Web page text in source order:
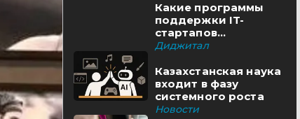
Какие программы
поддержки IT-
стартапов
реализуются в
Диджитал
Казахстанская наука
входит в фазу
системного роста
Новости